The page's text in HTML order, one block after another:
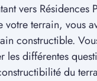
vers Résidences
votre terrain, vous
constructible.
les différentes
du